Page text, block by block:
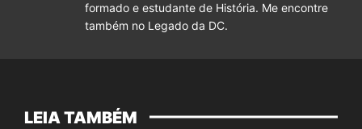
formado e estudante de História. Me encontre
também no Legado da DC.
LEIA TAMBÉM